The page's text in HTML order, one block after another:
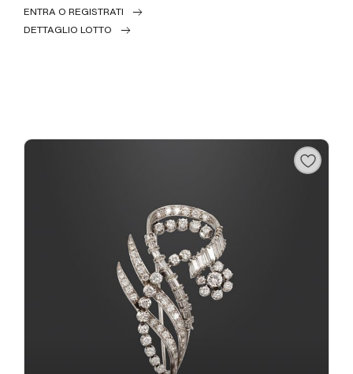
ENTRA O REGISTRATI
DETTAGLIO LOTTO